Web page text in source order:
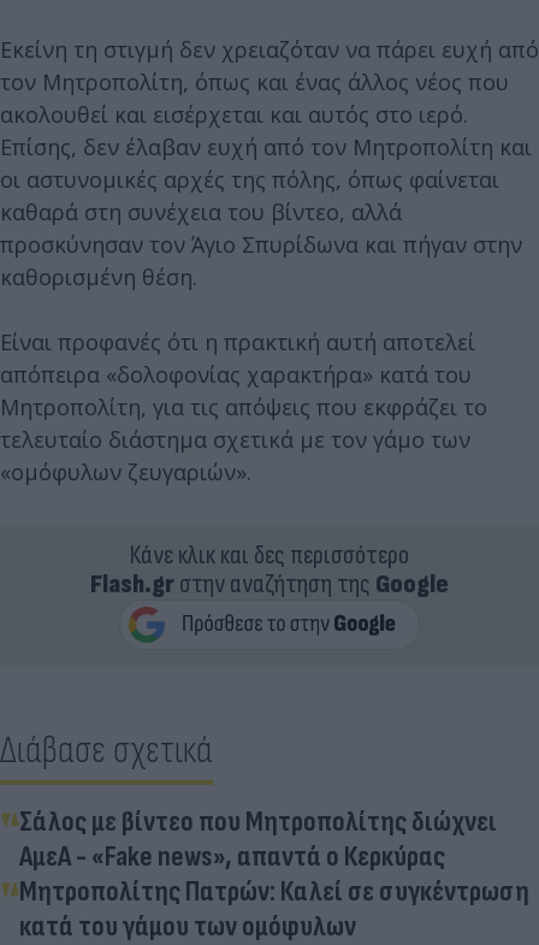
Εκείνη τη στιγμή δεν χρειαζόταν να πάρει ευχή από
τον Μητροπολίτη, όπως και ένας άλλος νέος που
ακολουθεί και εισέρχεται και αυτός στο ιερό.
Επίσης, δεν έλαβαν ευχή από τον Μητροπολίτη και
οι αστυνομικές αρχές της πόλης, όπως φαίνεται
καθαρά στη συνέχεια του βίντεο, αλλά
προσκύνησαν τον Άγιο Σπυρίδωνα και πήγαν στην
καθορισμένη θέση.
Είναι προφανές ότι η πρακτική αυτή αποτελεί
απόπειρα «δολοφονίας χαρακτήρα» κατά του
Μητροπολίτη, για τις απόψεις που εκφράζει το
τελευταίο διάστημα σχετικά με τον γάμο των
«ομόφυλων ζευγαριών».
Κάνε κλικ και δες περισσότερο
Flash.grστην αναζήτηση της Google
Διάβασε σχετικά
Σάλος με βίντεο που Μητροπολίτης διώχνει
ΑμεΑ - «Fake news», απαντά ο Κερκύρας
Μητροπολίτης Πατρών: Καλεί σε συγκέντρωση
κατά του γάμου των ομόφυλων